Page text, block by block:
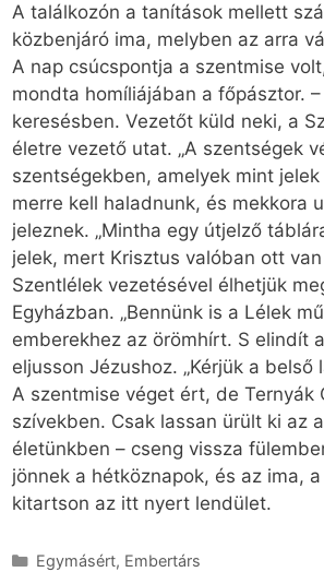
A találkozón a tanítások mellett
közbenjáró ima, melyben az arra
A nap csúcspontja a szentmise
mondta homíliájában a főpásztor.
keresésben. Vezetőt küld neki, a
életre vezető utat. „A szentségek
szentségekben, amelyek mint
merre kell haladnunk, és mekkora
jeleznek. „Mintha egy útjelző
jelek, mert Krisztus valóban ott
Szentlélek vezetésével élhetjük
Egyházban. „Bennünk is a Lélek
emberekhez az örömhírt. S elindít
eljusson Jézushoz. „Kérjük a
A szentmise véget ért, de
szívekben. Csak lassan ürült ki az
életünkben – cseng vissza
jönnek a hétköznapok, és az ima,
kitartson az itt nyert lendület.
Kategória
Egymásért, Embertárs